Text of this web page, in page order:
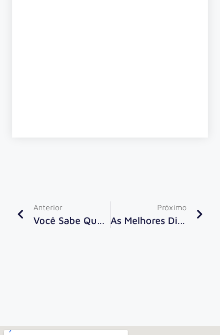
Anterior
Você Sabe Quais Os Diferentes Tipos De Holding Que Existem?
Próximo
As Melhores Dicas Para Administrar Uma Holding Empresarial